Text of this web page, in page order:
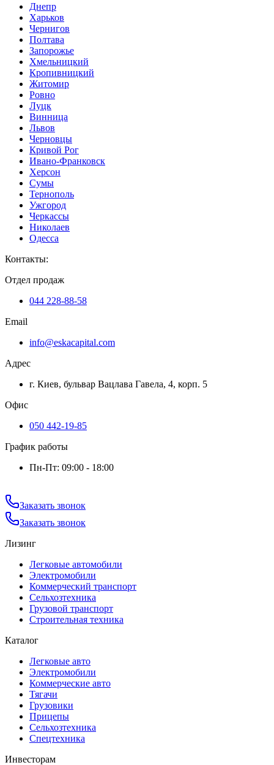
Днепр
Харьков
Чернигов
Полтава
Запорожье
Хмельницкий
Кропивницкий
Житомир
Ровно
Луцк
Винница
Львов
Черновцы
Кривой Рог
Ивано-Франковск
Херсон
Сумы
Тернополь
Ужгород
Черкассы
Николаев
Одесса
Контакты:
Отдел продаж
044 228-88-58
Email
info@eskacapital.com
Адрес
г. Киев, бульвар Вацлава Гавела, 4, корп. 5
Офис
050 442-19-85
График работы
Пн-Пт: 09:00 - 18:00
Заказать звонок
Заказать звонок
Лизинг
Легковые автомобили
Электромобили
Коммерческий транспорт
Сельхозтехника
Грузовой транспорт
Строительная техника
Каталог
Легковые авто
Электромобили
Коммерческие авто
Тягачи
Грузовики
Прицепы
Сельхозтехника
Спецтехника
Инвесторам